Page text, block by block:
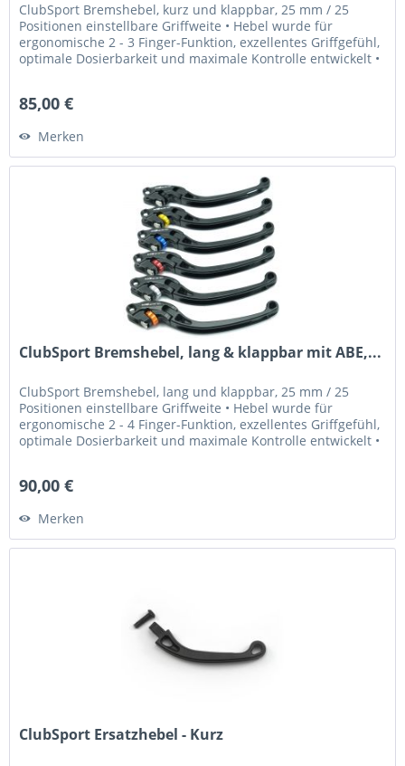
ClubSport Bremshebel, kurz und klappbar, 25 mm / 25
Positionen einstellbare Griffweite • Hebel wurde für
ergonomische 2 - 3 Finger-Funktion, exzellentes Griffgefühl,
optimale Dosierbarkeit und maximale Kontrolle entwickelt •
85,00 €
Merken
ClubSport Bremshebel, lang & klappbar mit ABE,...
ClubSport Bremshebel, lang und klappbar, 25 mm / 25
Positionen einstellbare Griffweite • Hebel wurde für
ergonomische 2 - 4 Finger-Funktion, exzellentes Griffgefühl,
optimale Dosierbarkeit und maximale Kontrolle entwickelt •
90,00 €
Merken
ClubSport Ersatzhebel - Kurz